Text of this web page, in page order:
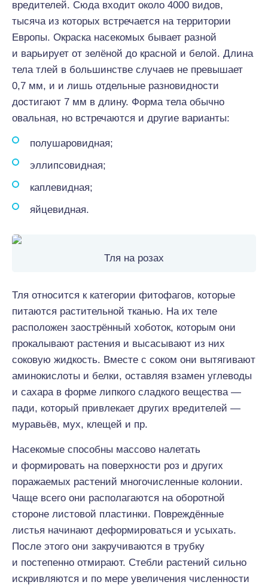
вредителей. Сюда входит около 4000 видов,
тысяча из которых встречается на территории
Европы. Окраска насекомых бывает разной
и варьирует от зелёной до красной и белой. Длина
тела тлей в большинстве случаев не превышает
0,7 мм, и и лишь отдельные разновидности
достигают 7 мм в длину. Форма тела обычно
овальная, но встречаются и другие варианты:
полушаровидная;
эллипсовидная;
каплевидная;
яйцевидная.
Тля на розах
Тля относится к категории фитофагов, которые
питаются растительной тканью. На их теле
расположен заострённый хоботок, которым они
прокалывают растения и высасывают из них
соковую жидкость. Вместе с соком они вытягивают
аминокислоты и белки, оставляя взамен углеводы
и сахара в форме липкого сладкого вещества —
пади, который привлекает других вредителей —
муравьёв, мух, клещей и пр.
Насекомые способны массово налетать
и формировать на поверхности роз и других
поражаемых растений многочисленные колонии.
Чаще всего они располагаются на оборотной
стороне листовой пластинки. Повреждённые
листья начинают деформироваться и усыхать.
После этого они закручиваются в трубку
и постепенно отмирают. Стебли растений сильно
искривляются и по мере увеличения численности